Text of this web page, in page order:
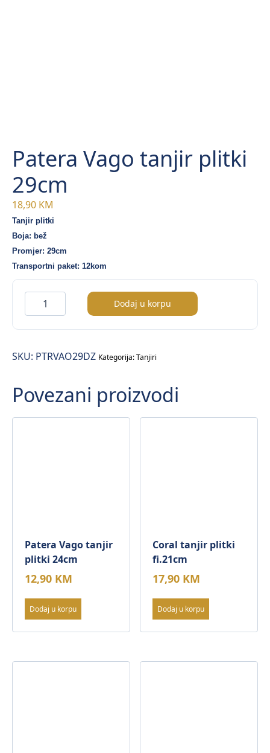
Patera Vago tanjir plitki
29cm
18,90 KM
Tanjir plitki
Boja: bež
Promjer: 29cm
Transportni paket: 12kom
Patera
Vago
tanjir
29cm
Dodaj u korpu
SKU: PTRVAO29DZ Kategorija:Tanjiri
Povezani proizvodi
Patera Vago tanjir
plitki 24cm
12,90 KM
Dodaj u korpu
Coral tanjir plitki
fi.21cm
17,90 KM
Dodaj u korpu